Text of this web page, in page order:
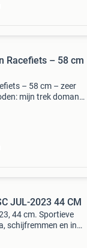
Racefiets – 58 cm
– 58 cm – zeer
mijn trek domane
JUL-2023 44 CM
44 cm. Sportieve
schijfremmen en in